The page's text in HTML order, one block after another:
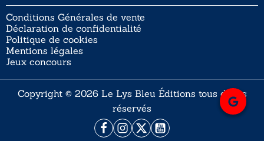
Conditions Générales de vente
Déclaration de confidentialité
Politique de cookies
Mentions légales
Jeux concours
Copyright © 2026 Le Lys Bleu Éditions tous droits
réservés